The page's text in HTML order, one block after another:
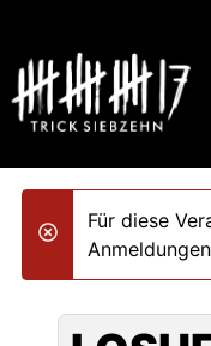
danger
Für diese